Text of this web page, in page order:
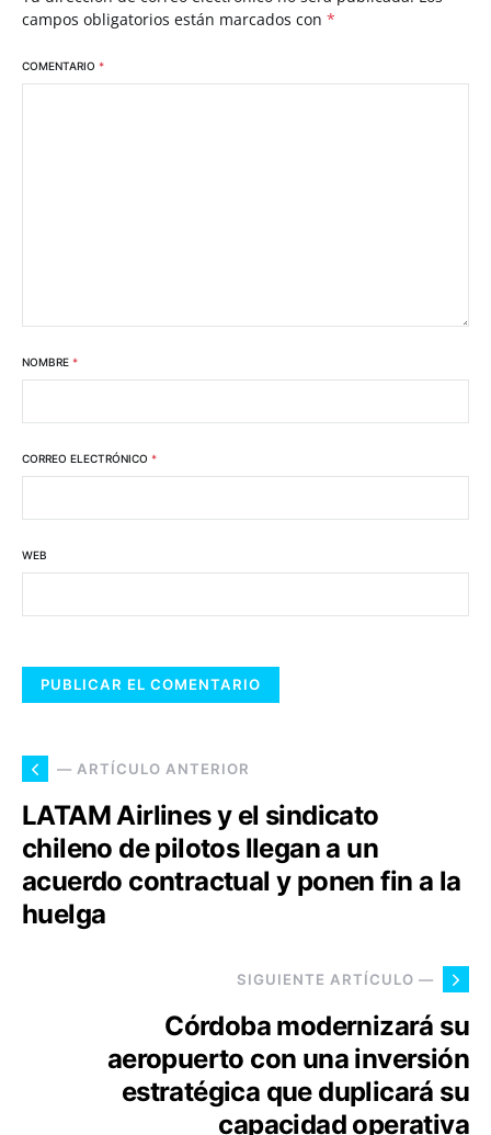
campos obligatorios están marcados con *
COMENTARIO *
NOMBRE *
CORREO ELECTRÓNICO *
WEB
— ARTÍCULO ANTERIOR
LATAM Airlines y el sindicato
chileno de pilotos llegan a un
acuerdo contractual y ponen fin a la
huelga
SIGUIENTE ARTÍCULO —
Córdoba modernizará su
aeropuerto con una inversión
estratégica que duplicará su
capacidad operativa